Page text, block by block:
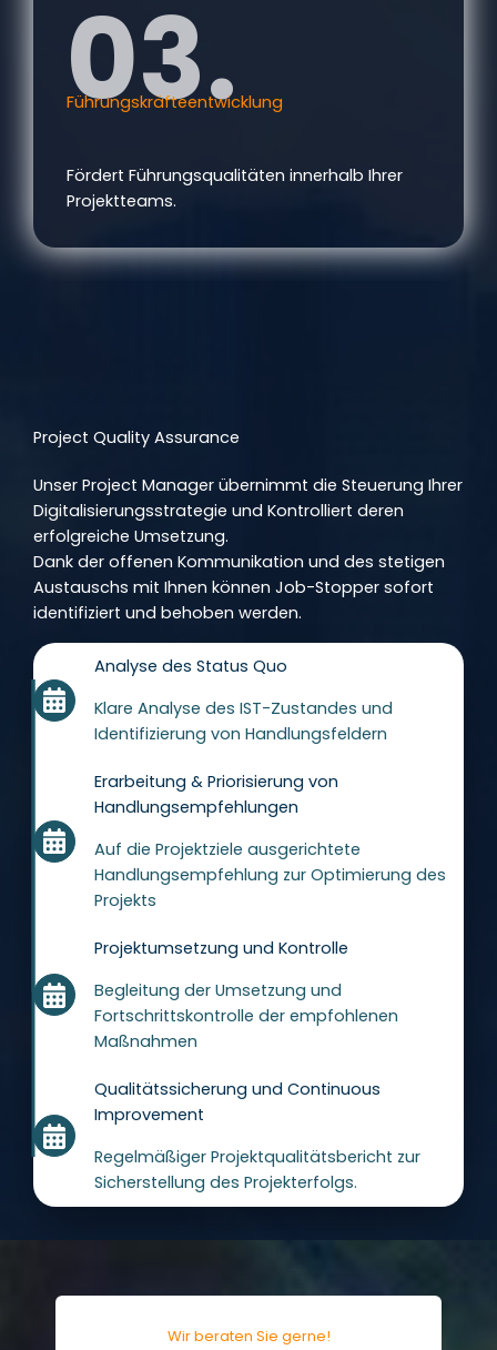
03.
Führungskräfteentwicklung
Fördert Führungsqualitäten innerhalb Ihrer
Projektteams.
Project Quality Assurance
Unser Project Manager übernimmt die Steuerung Ihrer
Digitalisierungsstrategie und Kontrolliert deren
erfolgreiche Umsetzung.
Dank der offenen Kommunikation und des stetigen
Austauschs mit Ihnen können Job-Stopper sofort
identifiziert und behoben werden.
Analyse des Status Quo
Klare Analyse des IST-Zustandes und
Identifizierung von Handlungsfeldern
Erarbeitung & Priorisierung von
Handlungsempfehlungen
Auf die Projektziele ausgerichtete
Handlungsempfehlung zur Optimierung des
Projekts
Projektumsetzung und Kontrolle
Begleitung der Umsetzung und
Fortschrittskontrolle der empfohlenen
Maßnahmen
Qualitätssicherung und Continuous
Improvement
Regelmäßiger Projektqualitätsbericht zur
Sicherstellung des Projekterfolgs.
Wir beraten Sie gerne!